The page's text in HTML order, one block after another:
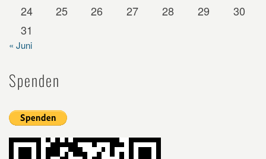
24
25 26 27 28 29
30
31
« Juni
Spenden